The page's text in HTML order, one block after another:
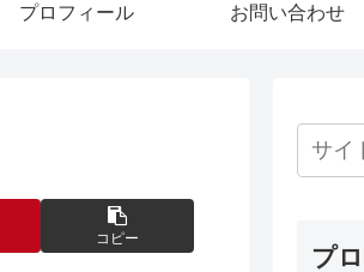
プロフィール お問い合わせ
コピー
プ